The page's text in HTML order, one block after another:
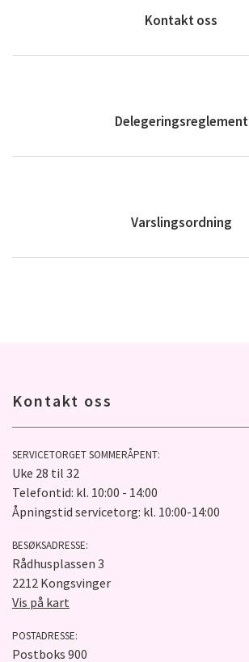
Kontakt oss
Delegeringsreglement
Varslingsordning
Kontakt oss
SERVICETORGET SOMMERÅPENT:
Uke 28 til 32
Telefontid: kl. 10:00 - 14:00
Åpningstid servicetorg: kl. 10:00-14:00
BESØKSADRESSE:
Rådhusplassen 3
2212 Kongsvinger
Vis på kart
POSTADRESSE:
Postboks 900